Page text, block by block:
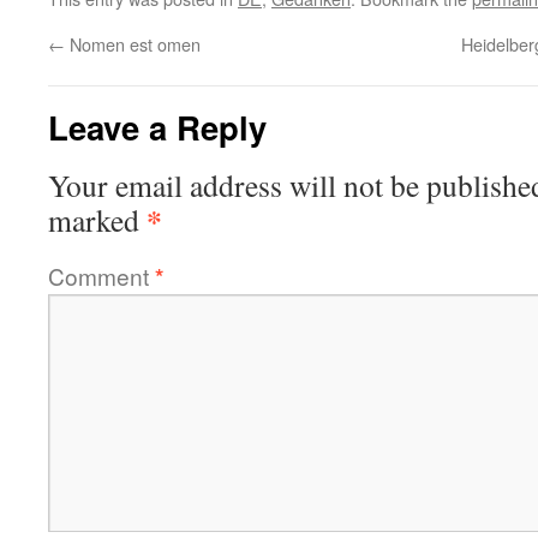
← Nomen est omen
Leave a Reply
Your email address will not be
marked *
Comment*